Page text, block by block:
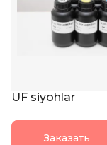
UF siyohlar
Заказать